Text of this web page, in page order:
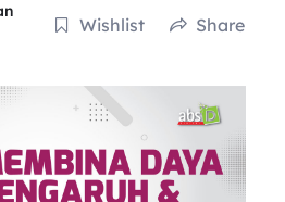
Wishlist Share